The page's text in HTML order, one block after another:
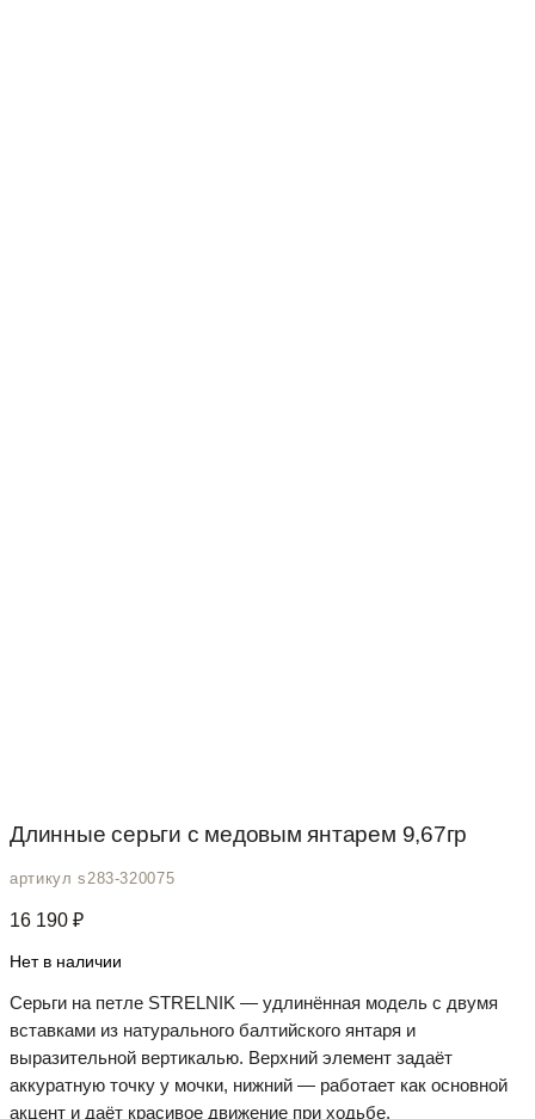
Длинные серьги с медовым янтарем 9,67гр
артикул s283-320075
16 190 ₽
Нет в наличии
Серьги на петле STRELNIK — удлинённая модель с двумя
вставками из натурального балтийского янтаря и
выразительной вертикалью. Верхний элемент задаёт
аккуратную точку у мочки, нижний — работает как основной
акцент и даёт красивое движение при ходьбе.